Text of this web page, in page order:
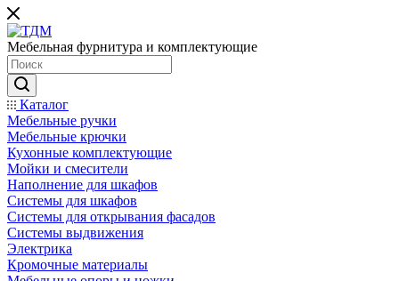
Мебельная фурнитура и комплектующие
Каталог
Мебельные ручки
Мебельные крючки
Кухонные комплектующие
Мойки и смесители
Наполнение для шкафов
Cистемы для шкафов
Системы для открывания фасадов
Системы выдвижения
Электрика
Кромочные материалы